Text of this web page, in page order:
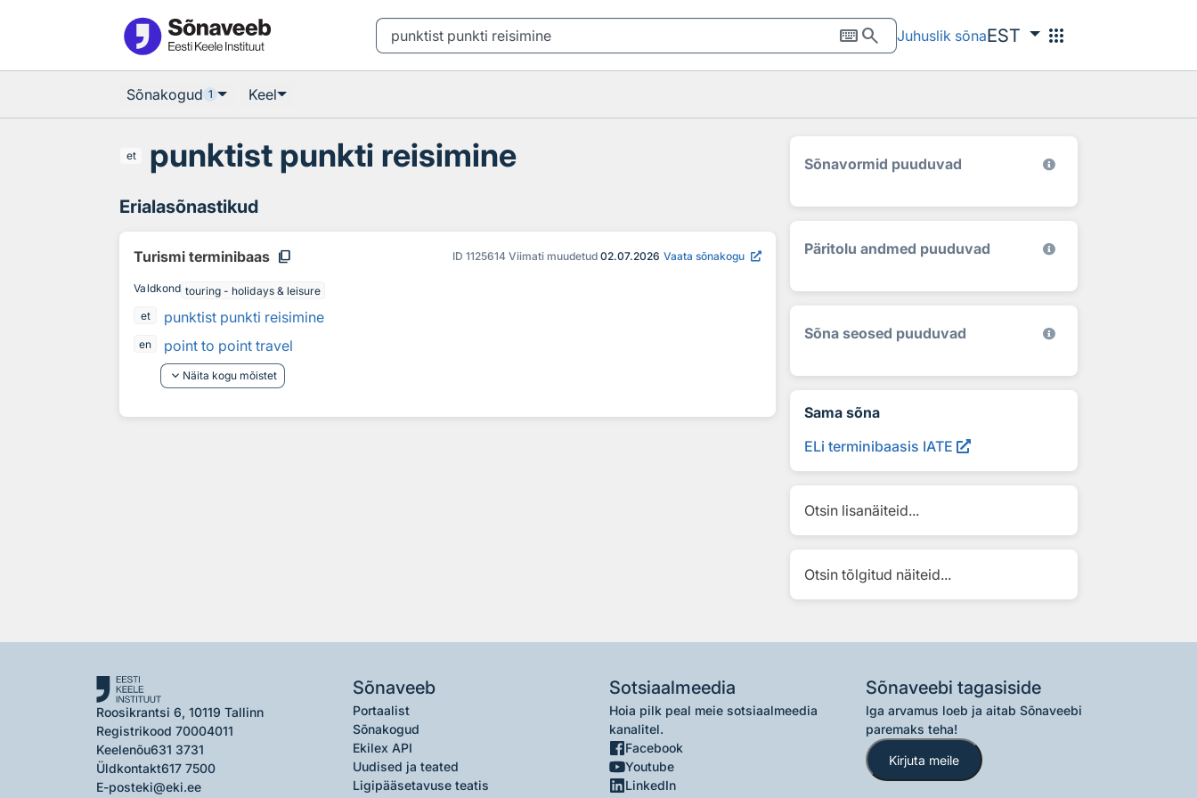
keyboardsearch Juhuslik sõnaEST apps
Sõnakogud 1 Keel
et punktist punkti reisimine
Erialasõnastikud
Turismi terminibaas content_copy ID 1125614 Viimati muudetud 02.07.2026 Vaata sõnakogu
Valdkond touring - holidays & leisure
et
punktist punkti reisimine
en
point to point travel
keyboard_arrow_down Näita kogu mõistet
Sõnavormid puuduvad
Päritolu andmed puuduvad
Sõna seosed puuduvad
Sama sõna
ELi terminibaasis IATE
Otsin lisanäiteid...
Otsin tõlgitud näiteid...
Roosikrantsi 6, 10119 Tallinn
Registrikood 70004011
Keelenõu631 3731
Üldkontakt617 7500
E-posteki@eki.ee
Sõnaveeb
Portaalist
Sõnakogud
Ekilex API
Uudised ja teated
Ligipääsetavuse teatis
Sotsiaalmeedia
Hoia pilk peal meie sotsiaalmeedia
kanalitel.
Facebook
Youtube
LinkedIn
Sõnaveebi tagasiside
Iga arvamus loeb ja aitab Sõnaveebi
paremaks teha!
Kirjuta meile